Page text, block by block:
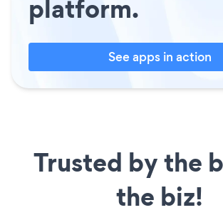
platform.
See apps in action
Trusted by the
the biz!